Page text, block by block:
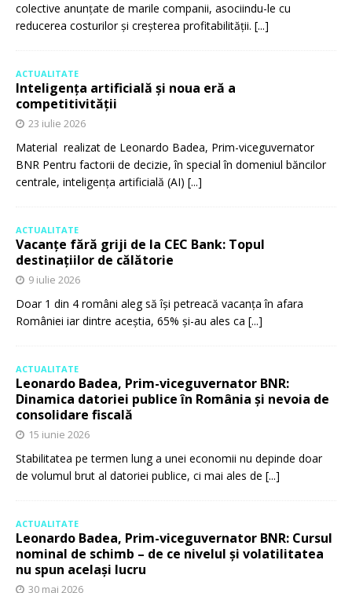
colective anunțate de marile companii, asociindu-le cu
reducerea costurilor și creșterea profitabilității. [...]
ACTUALITATE
Inteligența artificială și noua eră a
competitivității
23 iulie 2026
Material realizat de Leonardo Badea, Prim-viceguvernator
BNR Pentru factorii de decizie, în special în domeniul băncilor
centrale, inteligența artificială (AI) [...]
ACTUALITATE
Vacanțe fără griji de la CEC Bank: Topul
destinațiilor de călătorie
9 iulie 2026
Doar 1 din 4 români aleg să își petreacă vacanța în afara
României iar dintre aceștia, 65% și-au ales ca [...]
ACTUALITATE
Leonardo Badea, Prim-viceguvernator BNR:
Dinamica datoriei publice în România și nevoia de
consolidare fiscală
15 iunie 2026
Stabilitatea pe termen lung a unei economii nu depinde doar
de volumul brut al datoriei publice, ci mai ales de [...]
ACTUALITATE
Leonardo Badea, Prim-viceguvernator BNR: Cursul
nominal de schimb – de ce nivelul și volatilitatea
nu spun același lucru
30 mai 2026